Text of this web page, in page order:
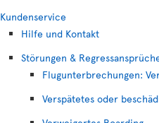
Kundenservice
Hilfe und Kontakt
Störungen &
Flugunterbrechungen:
Verspätetes oder